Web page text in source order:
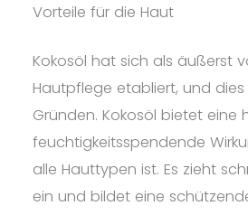
Vorteile für die Haut
Kokosöl hat sich als äußerst
Hautpflege etabliert, und
Gründen. Kokosöl bietet eine
feuchtigkeitsspendende
alle Hauttypen ist. Es zieht
ein und bildet eine